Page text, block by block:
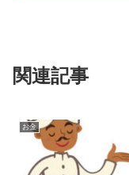
関連記事
お金